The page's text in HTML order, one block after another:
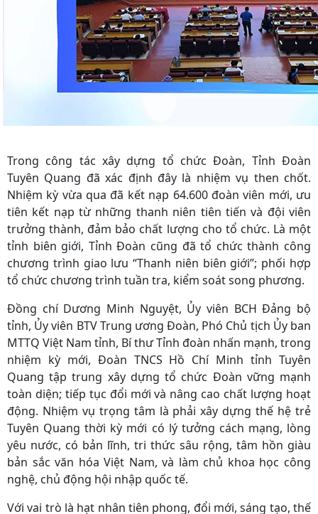
Trong công tác xây dựng tổ chức Đoàn, Tỉnh Đoàn
Tuyên Quang đã xác định đây là nhiệm vụ then chốt.
Nhiệm kỳ vừa qua đã kết nạp 64.600 đoàn viên mới, ưu
tiên kết nạp từ những thanh niên tiên tiến và đội viên
trưởng thành, đảm bảo chất lượng cho tổ chức. Là một
tỉnh biên giới, Tỉnh Đoàn cũng đã tổ chức thành công
chương trình giao lưu “Thanh niên biên giới”; phối hợp
tổ chức chương trình tuần tra, kiểm soát song phương.
Đồng chí Dương Minh Nguyệt, Ủy viên BCH Đảng bộ
tỉnh, Ủy viên BTV Trung ương Đoàn, Phó Chủ tịch Ủy ban
MTTQ Việt Nam tỉnh, Bí thư Tỉnh đoàn nhấn mạnh, trong
nhiệm kỳ mới, Đoàn TNCS Hồ Chí Minh tỉnh Tuyên
Quang tập trung xây dựng tổ chức Đoàn vững mạnh
toàn diện; tiếp tục đổi mới và nâng cao chất lượng hoạt
động. Nhiệm vụ trọng tâm là phải xây dựng thế hệ trẻ
Tuyên Quang thời kỳ mới có lý tưởng cách mạng, lòng
yêu nước, có bản lĩnh, tri thức sâu rộng, tâm hồn giàu
bản sắc văn hóa Việt Nam, và làm chủ khoa học công
nghệ, chủ động hội nhập quốc tế.
Với vai trò là hạt nhân tiên phong, đổi mới, sáng tạo, thế